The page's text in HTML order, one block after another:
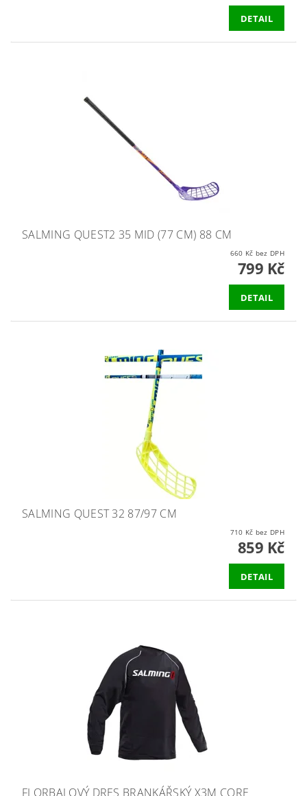
DETAIL
SALMING QUEST2 35 MID (77 CM) 88 CM
660 Kč bez DPH
799 Kč
DETAIL
SALMING QUEST 32 87/97 CM
710 Kč bez DPH
859 Kč
DETAIL
FLORBALOVÝ DRES BRANKÁŘSKÝ X3M CORE